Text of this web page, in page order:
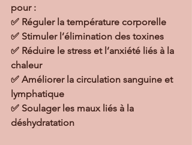
pour :
✅ Réguler la température corporelle
✅ Stimuler l’élimination des toxines
✅ Réduire le stress et l’anxiété liés à la
chaleur
✅ Améliorer la circulation sanguine et
lymphatique
✅ Soulager les maux liés à la
déshydratation